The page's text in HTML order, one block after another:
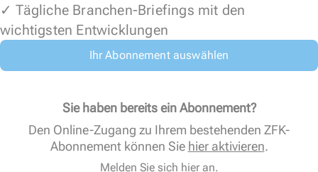
✓ Tägliche Branchen-Briefings mit den
wichtigsten Entwicklungen
Ihr Abonnement auswählen
Sie haben bereits ein Abonnement?
Den Online-Zugang zu Ihrem bestehenden ZFK-
Abonnement können Sie hier aktivieren.
Melden Sie sich hier an.